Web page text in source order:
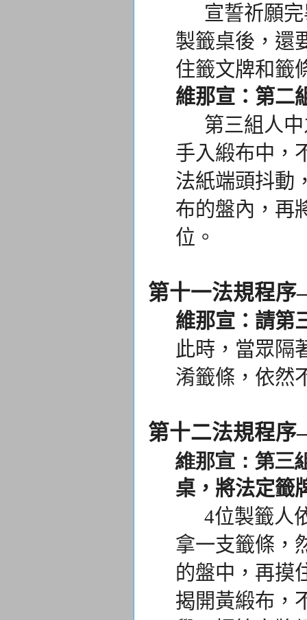
宣誓祈願完
製籤桌後， 還
住籤文牌和籤
維那宣：第二
第三組人中
手入緞布中，
法紙端頭抖動
布的盤內， 再
位。
第十一法規程
維那宣：請第
此時，當眾隔
淆籤條， 依然
第十二法規程
維那宣：第三
桌， 將法定籤
4位製籤人
拿一支籤條，
的盤中， 再摸
揭開黃緞布，